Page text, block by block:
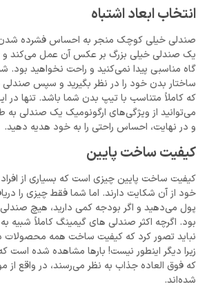
انتخاب ابعاد اشتباه
صندلی خیلی کوچک منجر به احساس فشرده
یک صندلی خیلی بزرگ بر عکس آن عمل می‌کند و
گاه مناسبی پیدا نمی‌کنید و راحت نخواهید بود.
ساختار بدن خود را در نظر بگیرید و سپس صندلی
که کاملاً متناسب با تیپ بدن شما باشد. تنها
می‌توانید از ویژگی‌های ارگونومیک یک صندلی به
و در نهایت، احساس راحتی را به خود هدیه دهید.
کیفیت ساخت پایین
کیفیت ساخت پایین چیزی است که بسیاری از
خود از آن شکایت دارند. اما شما فقط چیزی را
پول می‌دهید و اگر بودجه کمی دارید، هیچ
بود. اگرچه اکثر صندلی های گیمینگ کاملاً شبیه
نباید تصور کرد که کیفیت ساخت همه
زیرا دیگر اینطور نیست! بارها مشاهده شده است
که فوق العاده جذاب به نظر می‌رسند، در واقع از
شده‌اند.